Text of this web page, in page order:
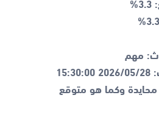
محايدة وكما هو متوقع